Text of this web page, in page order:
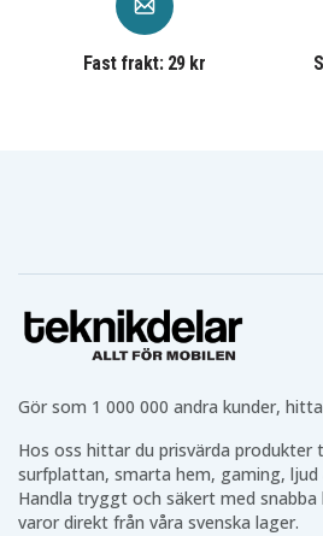
Fast frakt: 29 kr
Gör som 1 000 000 andra kunder,
Hos oss hittar du prisvärda produkter
surfplattan, smarta hem, gaming,
Handla tryggt och säkert med snabba
varor direkt från våra svenska lager.